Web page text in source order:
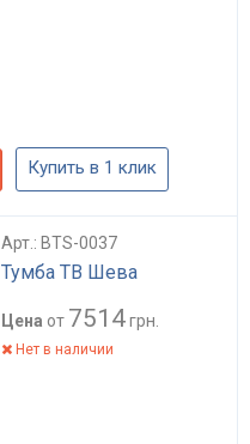
Купить в 1 клик
Арт.: BTS-0037
Тумба ТВ Шева
Цена от 7514грн.
Нет в наличии